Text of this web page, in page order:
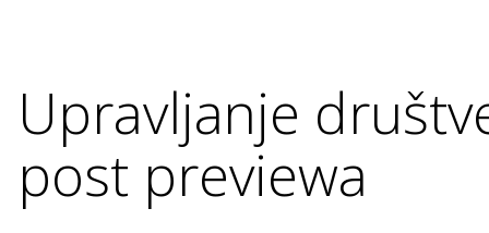
Upravljanje
post previewa